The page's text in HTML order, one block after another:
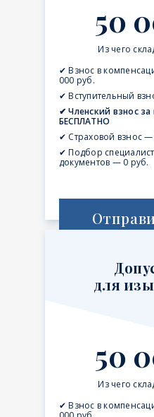
50
Из чего
✔ Взнос в
000 руб.
✔ Вступительный
✔ Членский взнос
БЕСПЛАТНО
✔ Страховой взнос —
✔ Подбор
документов — 0 руб.
для
50
Из чего
✔ Взнос в